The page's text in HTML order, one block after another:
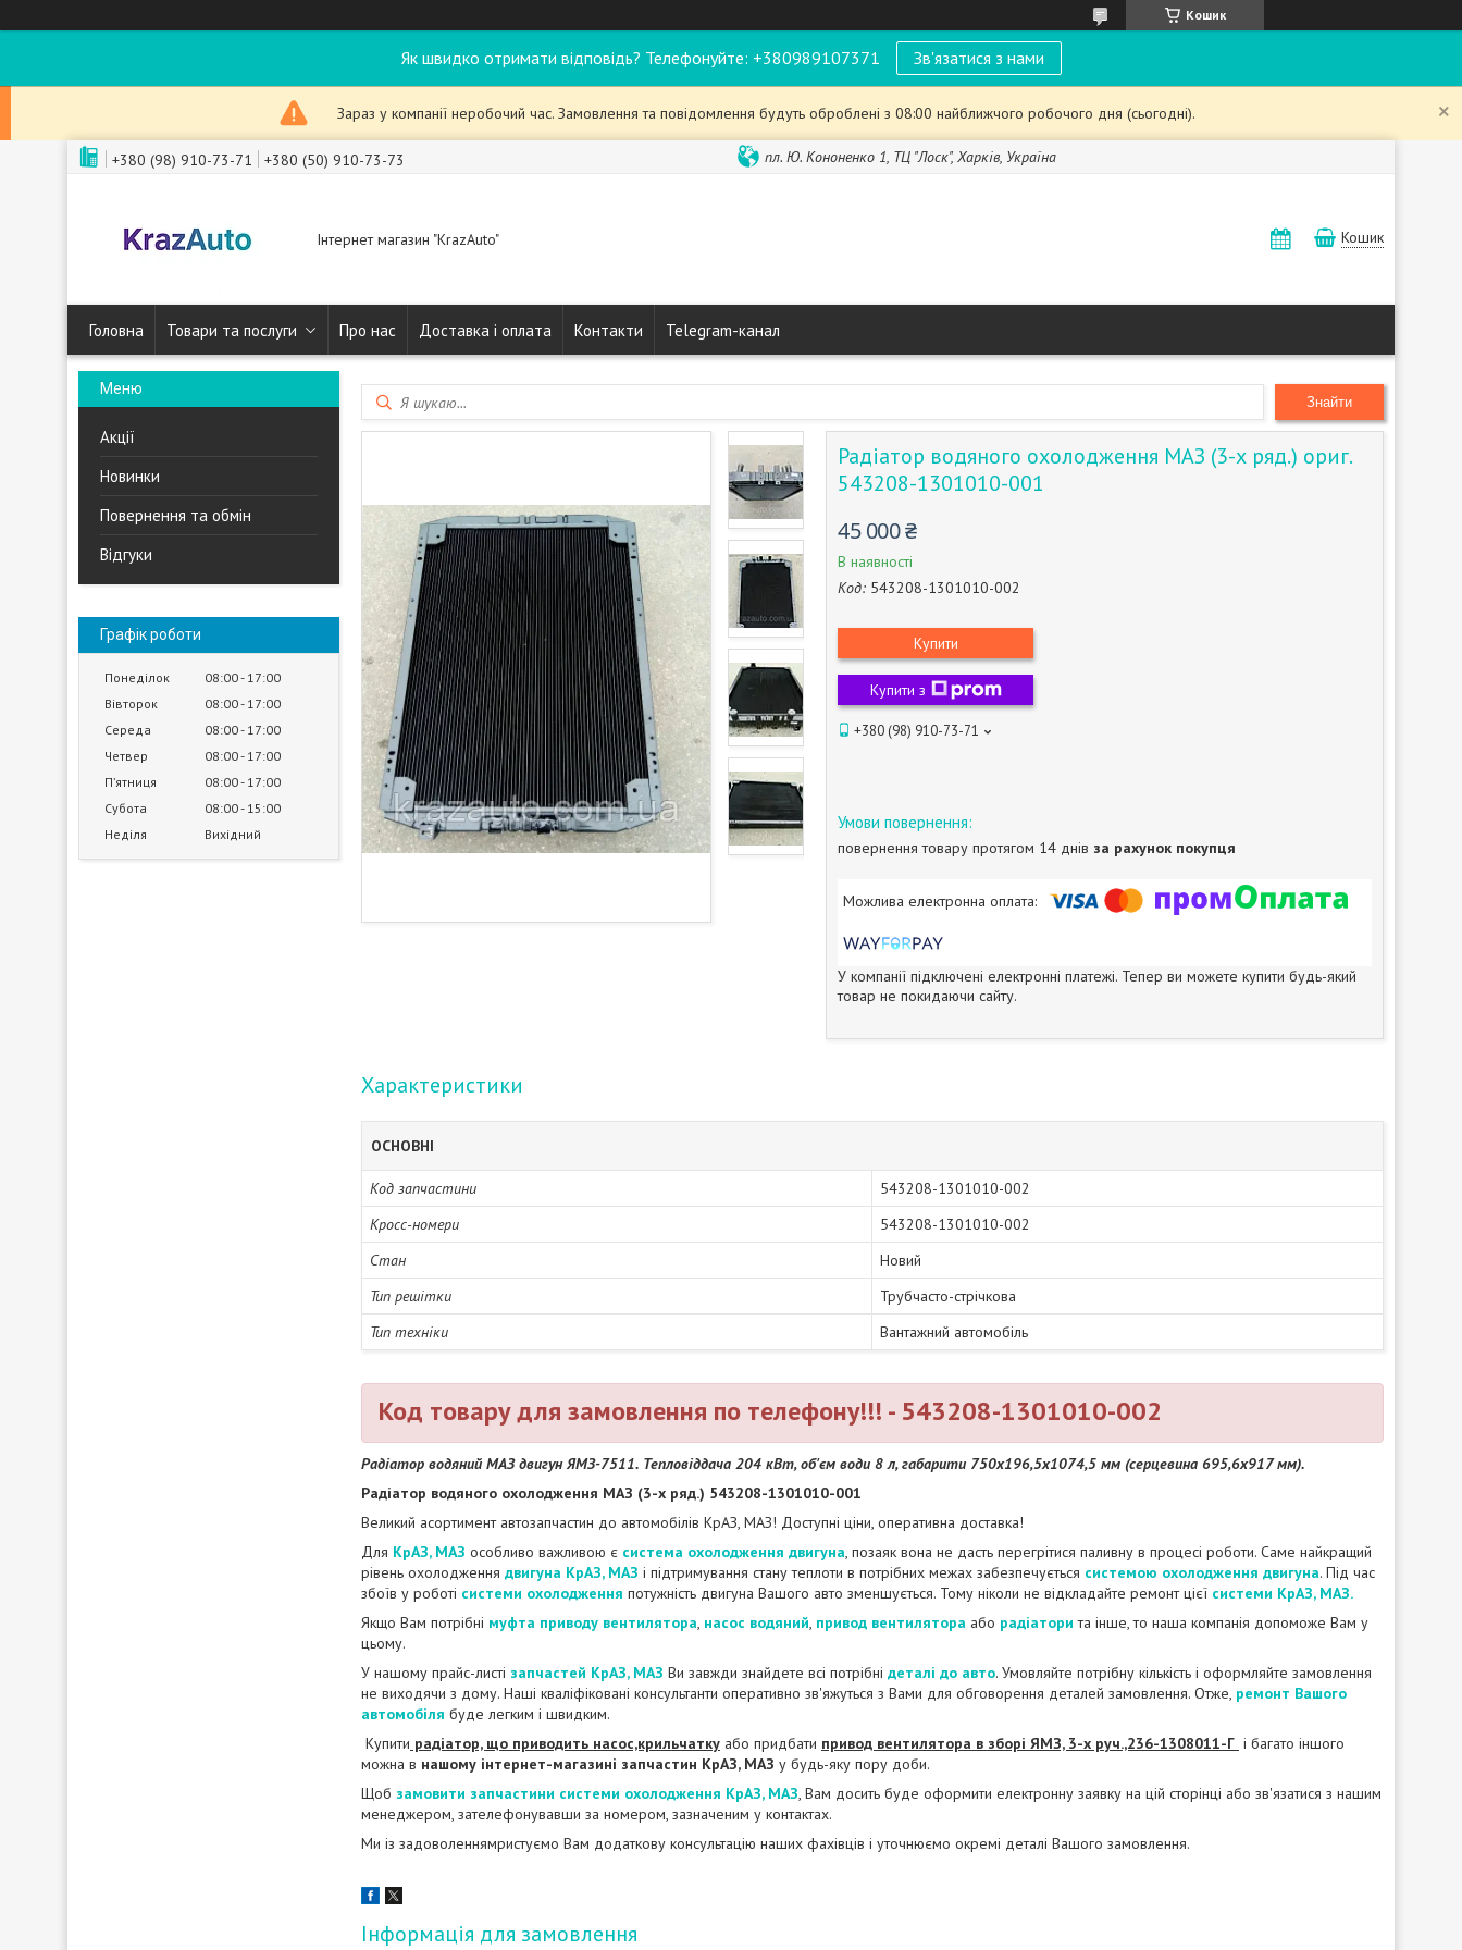
Кошик
Як швидко отримати відповідь? Телефонуйте: +380989107371 Зв'язатися з нами
Зараз у компанії неробочий час. Замовлення та повідомлення будуть оброблені з 08:00 найближчого робочого дня (сьогодні).
+380 (98) 910-73-71 +380 (50) 910-73-73 пл. Ю. Кононенко 1, ТЦ "Лоск", Харків, Україна
Інтернет магазин "KrazAuto" Кошик
Головна Товари та послуги Про нас Доставка і оплата Контакти Telegram-канал
Акції
Новинки
Повернення та обмін
Відгуки
Графік роботи
Понеділок 08:00 17:00
Вівторок
08:00 17:00
Середа
08:00 17:00
Четвер
08:00 17:00
Пʼятниця
08:00 17:00
Субота
08:00 15:00
Неділя
Вихідний
Знайти
Радіатор водяного охолодження МАЗ (3-х ряд.) ориг.
543208-1301010-001
45 000 ₴
В наявності
Код: 543208-1301010-002
Купити
Купити з
+380 (98) 910-73-71
повернення товару протягом 14 днів за рахунок покупця
У компанії підключені електронні платежі. Тепер ви можете купити будь-який
товар не покидаючи сайту.
Характеристики
ОСНОВНІ
Код запчастини
543208-1301010-002
Кросс-номери
543208-1301010-002
Стан
Новий
Тип решітки
Трубчасто-стрічкова
Тип техніки
Вантажний автомобіль
Код товару для замовлення по телефону!!! - 543208-1301010-002
Радіатор водяний МАЗ двигун ЯМЗ-7511. Тепловіддача 204 кВт, об'єм води 8 л, габарити 750х196,5х1074,5 мм (серцевина 695,6х917 мм).
Радіатор водяного охолодження МАЗ (3-х ряд.) 543208-1301010-001
Великий асортимент автозапчастин до автомобілів КрАЗ, МАЗ! Доступні ціни, оперативна доставка!
Для КрАЗ, МАЗ особливо важливою є система охолодження двигуна, позаяк вона не дасть перегрітися паливну в процесі роботи. Саме найкращий
рівень охолодження двигуна КрАЗ, МАЗ і підтримування стану теплоти в потрібних межах забезпечується системою охолодження двигуна. Під час
збоїв у роботі системи охолодження потужність двигуна Вашого авто зменшується. Тому ніколи не відкладайте ремонт цієї системи КрАЗ, МАЗ.
Якщо Вам потрібні муфта приводу вентилятора, насос водяний, привод вентилятора або радіатори та інше, то наша компанія допоможе Вам у
цьому.
У нашому прайс-листі запчастей КрАЗ, МАЗ Ви завжди знайдете всі потрібні деталі до авто. Умовляйте потрібну кількість і оформляйте замовлення
не виходячи з дому. Наші кваліфіковані консультанти оперативно зв'яжуться з Вами для обговорення деталей замовлення. Отже, ремонт Вашого
автомобіля буде легким і швидким.
Купити радіатор, що приводить насос,крильчатку або придбати привод вентилятора в зборі ЯМЗ, 3-х руч.,236-1308011-Г і багато іншого
можна в нашому інтернет-магазині запчастин КрАЗ, МАЗ у будь-яку пору доби.
Щоб замовити запчастини системи охолодження КрАЗ, МАЗ, Вам досить буде оформити електронну заявку на цій сторінці або зв'язатися з нашим
менеджером, зателефонувавши за номером, зазначеним у контактах.
Ми із задоволеннямристуємо Вам додаткову консультацію наших фахівців і уточнюємо окремі деталі Вашого замовлення.
Інформація для замовлення